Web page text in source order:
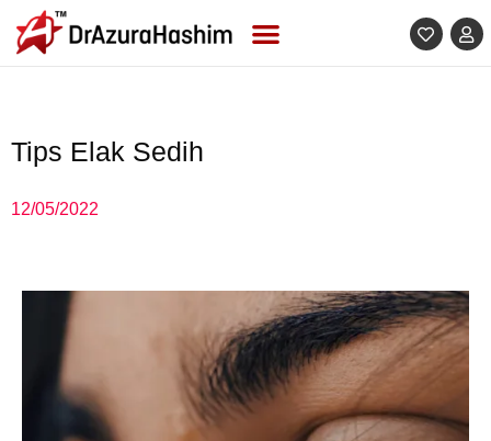
content
Tips Elak Sedih
12/05/2022